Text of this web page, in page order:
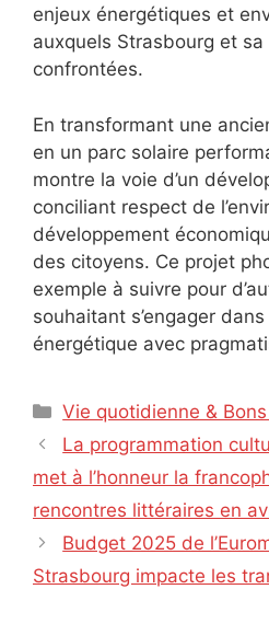
enjeux énergétiques et
auxquels Strasbourg et
confrontées.
En transformant une
en un parc solaire
montre la voie d’un
conciliant respect de
développement
des citoyens. Ce projet
exemple à suivre pour
souhaitant s’engager
énergétique avec
Catégories
Vie quotidienne &
La programmation
met à l’honneur la
rencontres littéraires en
Budget 2025 de
Strasbourg impacte les